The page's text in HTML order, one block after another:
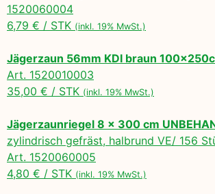
1520060004
6,79 € / STK (inkl. 19% MwSt.)
Jägerzaun 56mm KDI braun
Art. 1520010003
35,00 € / STK (inkl. 19% MwSt.)
Jägerzaunriegel 8 x 300 cm
zylindrisch gefräst, halbrund VE/
Art. 1520060005
4,80 € / STK (inkl. 19% MwSt.)